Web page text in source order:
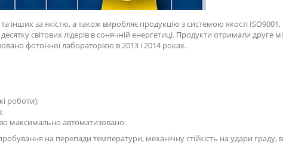
інших за якістю, а також виробляє продукцію з системою якості ISO9001,
світових лідерів в сонячній енергетиці. Продукти отримали друге
фотонної лабораторією в 2013 і 2014 роках.
роботи);
максимально автоматизовано.
на перепади температури, механічну стійкість на удари граду,